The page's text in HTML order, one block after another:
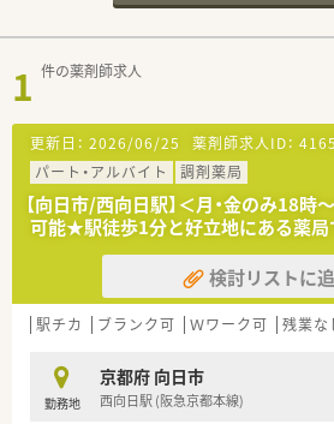
1 件の薬剤師求人
更新日： 2026/06/25 薬剤師求人ID：
パート・アルバイト
調剤薬局
【向日市/西向日駅】＜月・金のみ18時
可能★駅徒歩1分と好立地にある薬
検討リストに
駅チカ ブランク可 Ｗワーク可 残業な
勤務地
京都府 向日市
西向日駅 (阪急京都本線)